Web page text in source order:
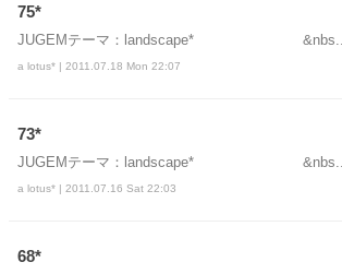
75*
JUGEMテーマ：landscape* &nbs...
a lotus* | 2011.07.18 Mon 22:07
73*
JUGEMテーマ：landscape* &nbs...
a lotus* | 2011.07.16 Sat 22:03
68*